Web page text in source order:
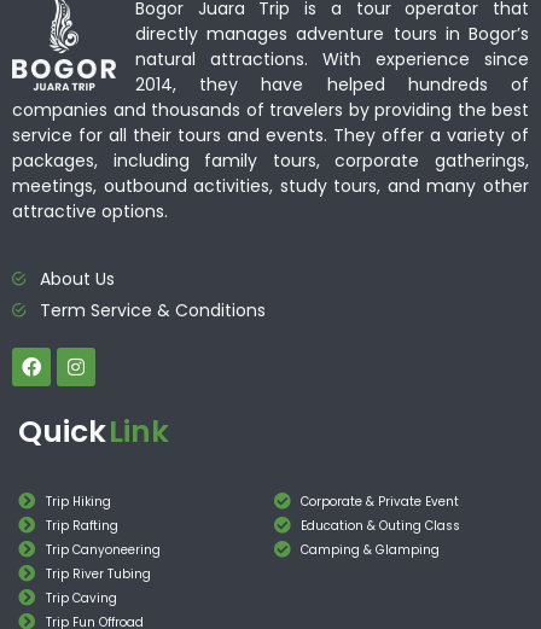
Bogor Juara Trip is a tour operator that
directly manages adventure tours in Bogor’s
natural attractions. With experience since
2014, they have helped hundreds of
companies and thousands of travelers by providing the best
service for all their tours and events. They offer a variety of
packages, including family tours, corporate gatherings,
meetings, outbound activities, study tours, and many other
attractive options.
About Us
Term Service & Conditions
QuickLink
Trip Hiking
Trip Rafting
Trip Canyoneering
Trip River Tubing
Trip Caving
Trip Fun Offroad
Corporate & Private Event
Education & Outing Class
Camping & Glamping